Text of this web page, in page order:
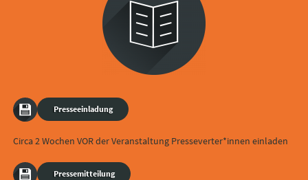
Presseeinladung
Circa 2 Wochen VOR der Veranstaltung Presseverter*innen einladen
Pressemitteilung